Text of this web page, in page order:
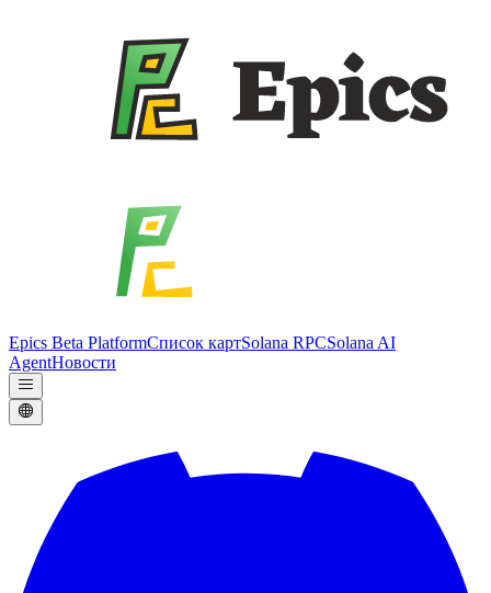
Epics Beta PlatformСписок картSolana RPCSolana AI
AgentНовости